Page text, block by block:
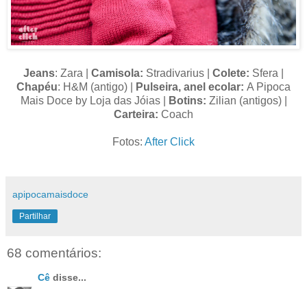
Jeans: Zara | Camisola: Stradivarius | Colete: Sfera |
Chapéu: H&M (antigo) | Pulseira, anel ecolar: A Pipoca
Mais Doce by Loja das Jóias |
Botins: Zilian (antigos) |
Carteira: Coach
Fotos: After Click
apipocamaisdoce
Partilhar
68 comentários:
Cê disse...